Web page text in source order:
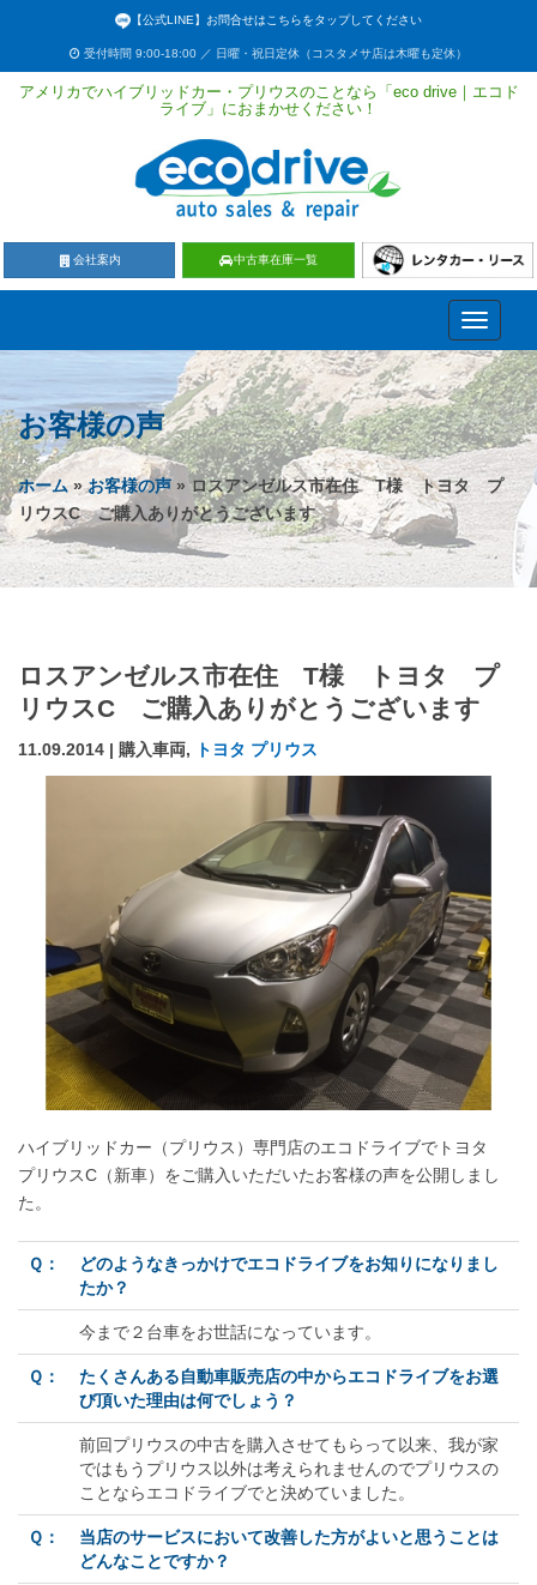
【公式LINE】お問合せはこちらをタップしてください
受付時間 9:00-18:00 ／ 日曜・祝日定休（コスタメサ店は木曜も定休）
アメリカでハイブリッドカー・プリウスのことなら「eco drive｜エコド
ライブ」におまかせください！
会社案内 中古車在庫一覧
Toggle
お客様の声
ホーム»お客様の声 » ロスアンゼルス市在住 T様 トヨタ プ
リウスC ご購入ありがとうございます
ロスアンゼルス市在住 T様 トヨタ プ
リウスC ご購入ありがとうございます
11.09.2014 | 購入車両, トヨタ プリウス
ハイブリッドカー（プリウス）専門店のエコドライブでトヨタ
プリウスC（新車）をご購入いただいたお客様の声を公開しまし
た。
Ｑ：
どのようなきっかけでエコドライブをお知りになりまし
たか？
今まで２台車をお世話になっています。
Ｑ：
たくさんある自動車販売店の中からエコドライブをお選
び頂いた理由は何でしょう？
前回プリウスの中古を購入させてもらって以来、我が家
ではもうプリウス以外は考えられませんのでプリウスの
ことならエコドライブでと決めていました。
Ｑ：
当店のサービスにおいて改善した方がよいと思うことは
どんなことですか？